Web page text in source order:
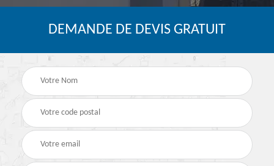
DEMANDE DE DEVIS GRATUIT